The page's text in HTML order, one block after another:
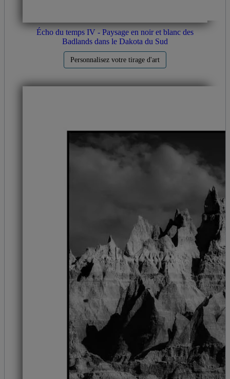
Écho du temps IV - Paysage en noir et blanc des
Badlands dans le Dakota du Sud
Personnalisez votre tirage d'art